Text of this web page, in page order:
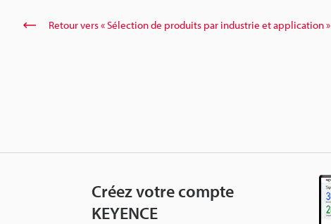
Retour vers « Sélection de produits par industrie et application »
Créez votre compte
KEYENCE